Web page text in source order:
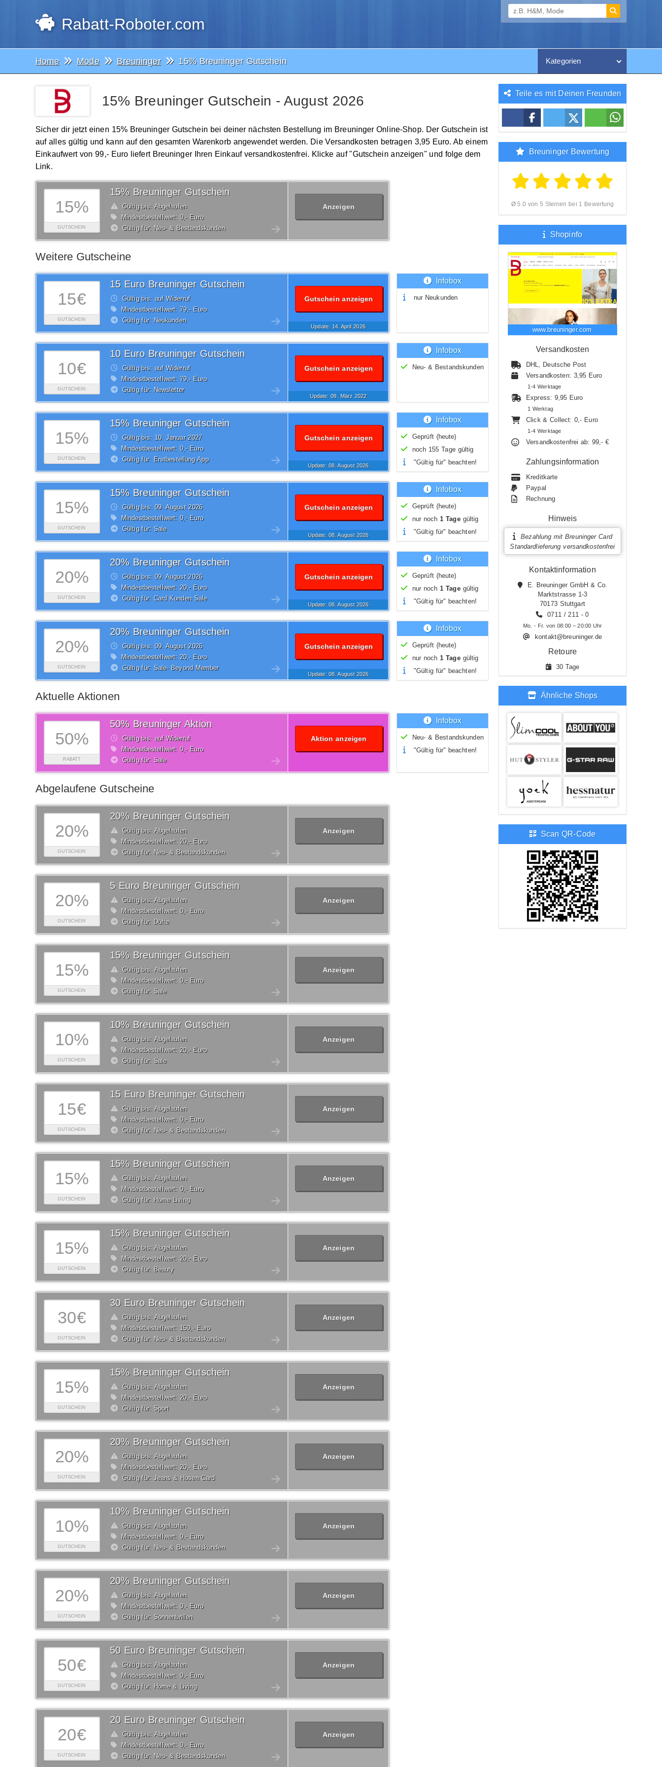
Rabatt-Roboter.com
Home Mode Breuninger 15% Breuninger Gutschein Kategorien
15% Breuninger Gutschein - August 2026
Sicher dir jetzt einen 15% Breuninger Gutschein bei deiner nächsten Bestellung im Breuninger Online-Shop. Der Gutschein ist
auf alles gültig und kann auf den gesamten Warenkorb angewendet werden. Die Versandkosten betragen 3,95 Euro. Ab einem
Einkaufwert von 99,- Euro liefert Breuninger Ihren Einkauf versandkostenfrei. Klicke auf "Gutschein anzeigen" und folge dem
Link.
15%
GUTSCHEIN
15% Breuninger Gutschein
Gültig bis: Abgelaufen
Mindestbestellwert: 0,- Euro
Gültig für: Neu- & Bestandskunden
Anzeigen
Weitere Gutscheine
15€
GUTSCHEIN
15 Euro Breuninger Gutschein
Gültig bis: auf Widerruf
Mindestbestellwert: 79,- Euro
Gültig für: Neukunden
Gutschein anzeigen
Update: 14. April2026
Infobox
nur Neukunden
10€
GUTSCHEIN
10 Euro Breuninger Gutschein
Gültig bis: auf Widerruf
Mindestbestellwert: 79,- Euro
Gültig für: Newsletter
Gutschein anzeigen
Update: 09. März 2022
Infobox
Neu- & Bestandskunden
15%
GUTSCHEIN
15% Breuninger Gutschein
Gültig bis: 10. Januar2027
Mindestbestellwert: 0,- Euro
Gültig für: Erstbestellung App
Gutschein anzeigen
Update: 08.August2026
Infobox
Geprüft (heute)
noch 155 Tage gültig
"Gültig für" beachten!
15%
GUTSCHEIN
15% Breuninger Gutschein
Gültig bis: 09. August2026
Mindestbestellwert: 0,- Euro
Gültig für: Sale
Gutschein anzeigen
Update: 08.August2026
Infobox
Geprüft (heute)
nur noch1 Tagegültig
"Gültig für" beachten!
20%
GUTSCHEIN
20% Breuninger Gutschein
Gültig bis: 09. August2026
Mindestbestellwert: 20,- Euro
Gültig für: Card Kunden Sale
Gutschein anzeigen
Update: 08.August2026
Infobox
Geprüft (heute)
nur noch1 Tagegültig
"Gültig für" beachten!
20%
GUTSCHEIN
20% Breuninger Gutschein
Gültig bis: 09. August2026
Mindestbestellwert: 20,- Euro
Gültig für: Sale- Beyond Member
Gutschein anzeigen
Update: 08.August2026
Infobox
Geprüft (heute)
nur noch1 Tagegültig
"Gültig für" beachten!
Aktuelle Aktionen
50%
RABATT
50% Breuninger Aktion
Gültig bis: auf Widerruf
Mindestbestellwert: 0,- Euro
Gültig für: Sale
Aktion anzeigen
Infobox
Neu- & Bestandskunden
"Gültig für" beachten!
Abgelaufene Gutscheine
20%
GUTSCHEIN
20% Breuninger Gutschein
Gültig bis: Abgelaufen
Mindestbestellwert: 20,- Euro
Gültig für: Neu- & Bestandskunden
Anzeigen
20%
GUTSCHEIN
5 Euro Breuninger Gutschein
Gültig bis: Abgelaufen
Mindestbestellwert: 0,- Euro
Gültig für: Düfte
Anzeigen
15%
GUTSCHEIN
15% Breuninger Gutschein
Gültig bis: Abgelaufen
Mindestbestellwert: 0,- Euro
Gültig für: Sale
Anzeigen
10%
GUTSCHEIN
10% Breuninger Gutschein
Gültig bis: Abgelaufen
Mindestbestellwert: 20,- Euro
Gültig für: Sale
Anzeigen
15€
GUTSCHEIN
15 Euro Breuninger Gutschein
Gültig bis: Abgelaufen
Mindestbestellwert: 0,- Euro
Gültig für: Neu- & Bestandskunden
Anzeigen
15%
GUTSCHEIN
15% Breuninger Gutschein
Gültig bis: Abgelaufen
Mindestbestellwert: 0,- Euro
Gültig für: Home Living
Anzeigen
15%
GUTSCHEIN
15% Breuninger Gutschein
Gültig bis: Abgelaufen
Mindestbestellwert: 20,- Euro
Gültig für: Beauty
Anzeigen
30€
GUTSCHEIN
30 Euro Breuninger Gutschein
Gültig bis: Abgelaufen
Mindestbestellwert: 150,- Euro
Gültig für: Neu- & Bestandskunden
Anzeigen
15%
GUTSCHEIN
15% Breuninger Gutschein
Gültig bis: Abgelaufen
Mindestbestellwert: 20,- Euro
Gültig für: Sport
Anzeigen
20%
GUTSCHEIN
20% Breuninger Gutschein
Gültig bis: Abgelaufen
Mindestbestellwert: 20,- Euro
Gültig für: Jeans & Hosen Card
Anzeigen
10%
GUTSCHEIN
10% Breuninger Gutschein
Gültig bis: Abgelaufen
Mindestbestellwert: 0,- Euro
Gültig für: Neu- & Bestandskunden
Anzeigen
20%
GUTSCHEIN
20% Breuninger Gutschein
Gültig bis: Abgelaufen
Mindestbestellwert: 0,- Euro
Gültig für: Sonnenbrillen
Anzeigen
50€
GUTSCHEIN
50 Euro Breuninger Gutschein
Gültig bis: Abgelaufen
Mindestbestellwert: 0,- Euro
Gültig für: Home & Living
Anzeigen
20€
GUTSCHEIN
20 Euro Breuninger Gutschein
Gültig bis: Abgelaufen
Mindestbestellwert: 0,- Euro
Gültig für: Neu- & Bestandskunden
Anzeigen
Teile es mit Deinen Freunden
Breuninger Bewertung
Ø 5.0 von 5 Sternen bei 1 Bewertung
Shopinfo
www.breuninger.com
Versandkosten
DHL, Deutsche Post
Versandkosten: 3,95 Euro
1-4 Werktage
Express: 9,95 Euro
1 Werktag
Click & Collect: 0,- Euro
1-4 Werktage
Versandkostenfrei ab: 99,- €
Zahlungsinformation
Kreditkarte
Paypal
Rechnung
Hinweis
Bezahlung mit Breuninger Card
Standardlieferung versandkostenfrei
Kontaktinformation
E. Breuninger GmbH & Co.
Marktstrasse 1-3
70173 Stuttgart
0711 / 211 - 0
Mo. - Fr. von 08:00 – 20:00 Uhr
kontakt@breuninger.de
Retoure
30 Tage
Ähnliche Shops
Scan QR-Code